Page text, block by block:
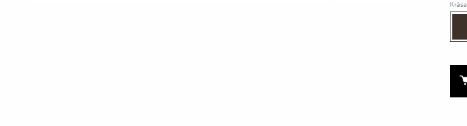
logo
Krāsa